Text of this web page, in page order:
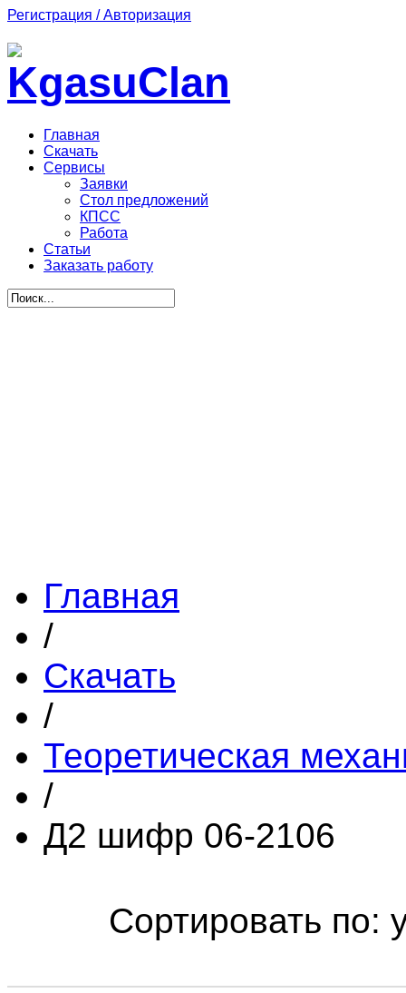
Регистрация / Авторизация
Главная
Скачать
Сервисы
Заявки
Стол предложений
КПСС
Работа
Статьи
Заказать работу
Главная
/
Скачать
/
Теоретическая
/
Д2 шифр 06-2106
Сортировать по: